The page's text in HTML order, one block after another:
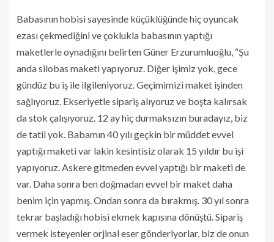
Babasının hobisi sayesinde küçüklüğünde hiç oyuncak
ezası çekmediğini ve çoklukla babasının yaptığı
maketlerle oynadığını belirten Güner Erzurumluoğlu, “Şu
anda silobas maketi yapıyoruz. Diğer işimiz yok, gece
gündüz bu iş ile ilgileniyoruz. Geçimimizi maket işinden
sağlıyoruz. Ekseriyetle sipariş alıyoruz ve boşta kalırsak
da stok çalışıyoruz. 12 ay hiç durmaksızın buradayız, biz
de tatil yok. Babamın 40 yılı geçkin bir müddet evvel
yaptığı maketi var lakin kesintisiz olarak 15 yıldır bu işi
yapıyoruz. Askere gitmeden evvel yaptığı bir maketi de
var. Daha sonra ben doğmadan evvel bir maket daha
benim için yapmış. Ondan sonra da bırakmış. 30 yıl sonra
tekrar başladığı hobisi ekmek kapısına dönüştü. Sipariş
vermek isteyenler orjinal eser gönderiyorlar, biz de onun